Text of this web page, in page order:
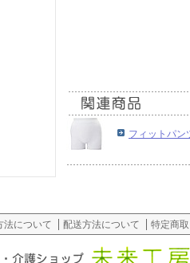
フィットパ
法について 配送方法について 特定商